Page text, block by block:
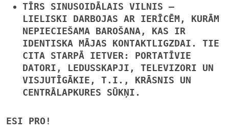
TĪRS SINUSOIDĀLAIS VILNIS —
LIELISKI DARBOJAS AR IERĪCĒM, KURĀM
NEPIECIEŠAMA BAROŠANA, KAS IR
IDENTISKA MĀJAS KONTAKTLIGZDAI. TIE
CITA STARPĀ IETVER: PORTATĪVIE
DATORI, LEDUSSKAPJI, TELEVIZORI UN
VISJUTĪGĀKIE, T.I., KRĀSNIS UN
CENTRĀLAPKURES SŪKŅI.
ESI PRO!